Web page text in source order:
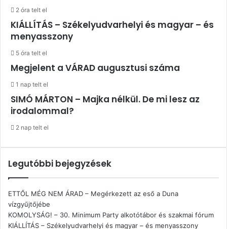
2 óra telt el
KIÁLLÍTÁS – Székelyudvarhelyi és magyar – és
menyasszony
5 óra telt el
Megjelent a VÁRAD augusztusi száma
1 nap telt el
SIMÓ MÁRTON – Majka nélkül. De mi lesz az
irodalommal?
2 nap telt el
Legutóbbi bejegyzések
ETTŐL MÉG NEM ÁRAD – Megérkezett az eső a Duna
vízgyűjtőjébe
KOMOLYSÁG! – 30. Minimum Party alkotótábor és szakmai fórum
KIÁLLÍTÁS – Székelyudvarhelyi és magyar – és menyasszony